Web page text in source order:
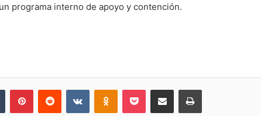
programa interno de apoyo y contención.